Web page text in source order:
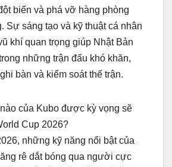
biến và phá vỡ hàng phòng
Sự sáng tạo và kỹ thuật cá nhân
khí quan trọng giúp Nhật Bản
những trận đấu khó khăn,
bàn và kiểm soát thế trận.
của Kubo được kỳ vọng sẽ
Cup 2026?
những kỹ năng nổi bật của
rê dắt bóng qua người cực